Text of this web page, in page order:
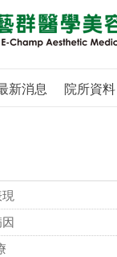
新消息 院所資料